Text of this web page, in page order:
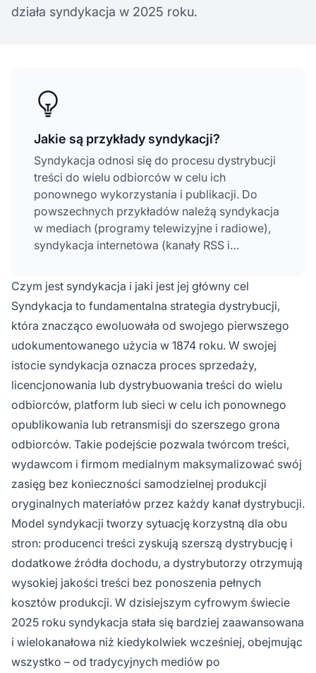
działa syndykacja w 2025 roku.
Jakie są przykłady syndykacji?
Syndykacja odnosi się do procesu dystrybucji
treści do wielu odbiorców w celu ich
ponownego wykorzystania i publikacji. Do
powszechnych przykładów należą syndykacja
w mediach (programy telewizyjne i radiowe),
syndykacja internetowa (kanały RSS i
(reklamy Google i listingi zakupowe),
syndykacja prasowa (felietony i artykuły),
syndykacja w mediach społecznościowych
(udostępnianie treści na różnych platformach)
oraz syndykacja e-mailowa (newslettery).
Czym jest syndykacja i jaki jest jej główny cel
Syndykacja to fundamentalna strategia dystrybucji,
która znacząco ewoluowała od swojego pierwszego
udokumentowanego użycia w 1874 roku. W swojej
istocie syndykacja oznacza proces sprzedaży,
licencjonowania lub dystrybuowania treści do wielu
odbiorców, platform lub sieci w celu ich ponownego
opublikowania lub retransmisji do szerszego grona
odbiorców. Takie podejście pozwala twórcom treści,
wydawcom i firmom medialnym maksymalizować swój
zasięg bez konieczności samodzielnej produkcji
oryginalnych materiałów przez każdy kanał dystrybucji.
Model syndykacji tworzy sytuację korzystną dla obu
stron: producenci treści zyskują szerszą dystrybucję i
dodatkowe źródła dochodu, a dystrybutorzy otrzymują
wysokiej jakości treści bez ponoszenia pełnych
kosztów produkcji. W dzisiejszym cyfrowym świecie
2025 roku syndykacja stała się bardziej zaawansowana
i wielokanałowa niż kiedykolwiek wcześniej, obejmując
wszystko – od tradycyjnych mediów po